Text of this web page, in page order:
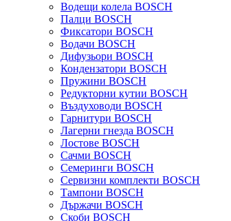
Водещи колела BOSCH
Палци BOSCH
Фиксатори BOSCH
Водачи BOSCH
Дифузьори BOSCH
Кондензатори BOSCH
Пружини BOSCH
Редукторни кутии BOSCH
Въздуховоди BOSCH
Гарнитури BOSCH
Лагерни гнезда BOSCH
Лостове BOSCH
Сачми BOSCH
Семеринги BOSCH
Сервизни комплекти BOSCH
Тампони BOSCH
Държачи BOSCH
Скоби BOSCH